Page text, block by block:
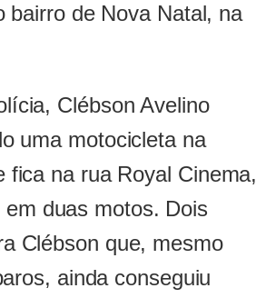
bairro de Nova Natal, na
Clébson Avelino
uma motocicleta na
fica na rua Royal Cinema,
duas motos. Dois
Clébson que, mesmo
ainda conseguiu